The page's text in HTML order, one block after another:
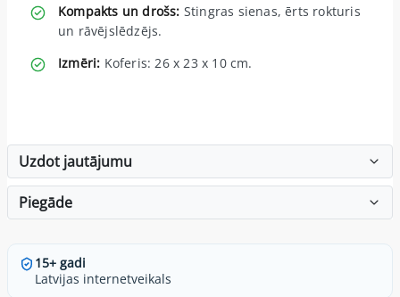
Kompakts un drošs: Stingras sienas, ērts rokturis
un rāvējslēdzējs.
Izmēri: Koferis: 26 x 23 x 10 cm.
Uzdot jautājumu
Piegāde
15+ gadi
Latvijas internetveikals